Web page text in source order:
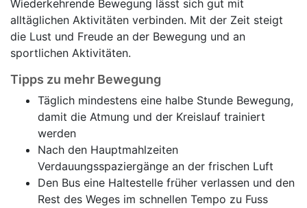
Wiederkehrende Bewegung lässt sich gut mit
alltäglichen Aktivitäten verbinden. Mit der Zeit steigt
die Lust und Freude an der Bewegung und an
sportlichen Aktivitäten.
Tipps zu mehr Bewegung
Täglich mindestens eine halbe Stunde Bewegung,
damit die Atmung und der Kreislauf trainiert
werden
Nach den Hauptmahlzeiten
Verdauungsspaziergänge an der frischen Luft
Den Bus eine Haltestelle früher verlassen und den
Rest des Weges im schnellen Tempo zu Fuss